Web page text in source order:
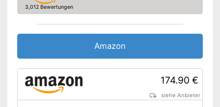
3,012 Bewertungen
Amazon
174.90 €
siehe Anbieter